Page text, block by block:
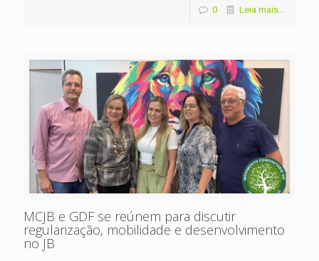
0 Leia mais...
MCJB e GDF se reúnem para discutir
regularização, mobilidade e desenvolvimento
no JB